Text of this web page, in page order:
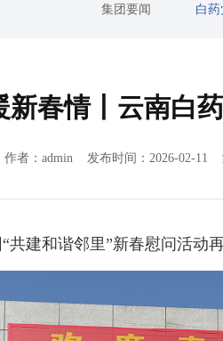
集团要闻 白药
新春情丨云南白
作者：admin 发布时间：2026-02-11
和谐邻里”新春慰问活动再